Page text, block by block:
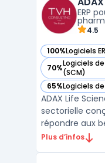
ERP
4.5
100%Logiciels
— voir ADAX
70%Logiciels
(SCM)
— voir ADAX
65%Logiciels
— voir ADAX
ADAX Life
sectorielle
répondre aux
sciences de la
Plus d’infos